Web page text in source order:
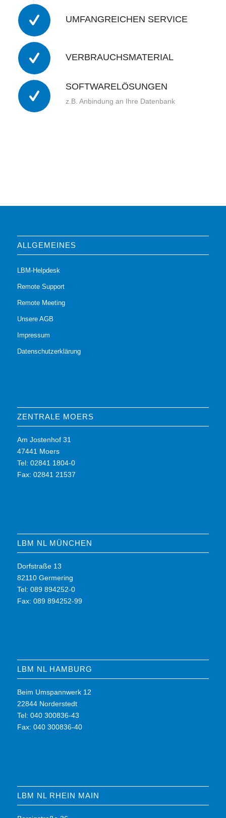
UMFANGREICHEN SERVICE
VERBRAUCHSMATERIAL
SOFTWARELÖSUNGEN
z.B. Anbindung an Ihre Datenbank
ALLGEMEINES
LBM-Helpdesk
Remote Support
Remote Meeting
Unsere AGB
Impressum
Datenschutzerklärung
ZENTRALE MOERS
Am Jostenhof 31
47441 Moers
Tel: 02841 1804-0
Fax: 02841 21537
LBM NL MÜNCHEN
Dorfstraße 13
82110 Germering
Tel: 089 894252-0
Fax: 089 894252-99
LBM NL HAMBURG
Beim Umspannwerk 12
22844 Norderstedt
Tel: 040 300836-43
Fax: 040 300836-40
LBM NL RHEIN MAIN